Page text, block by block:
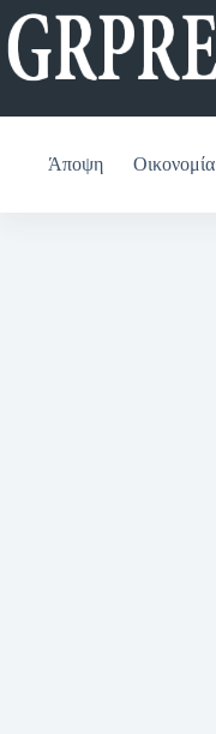
Μετάβαση
στο
περιεχόμενο
Άποψη Οικονομία